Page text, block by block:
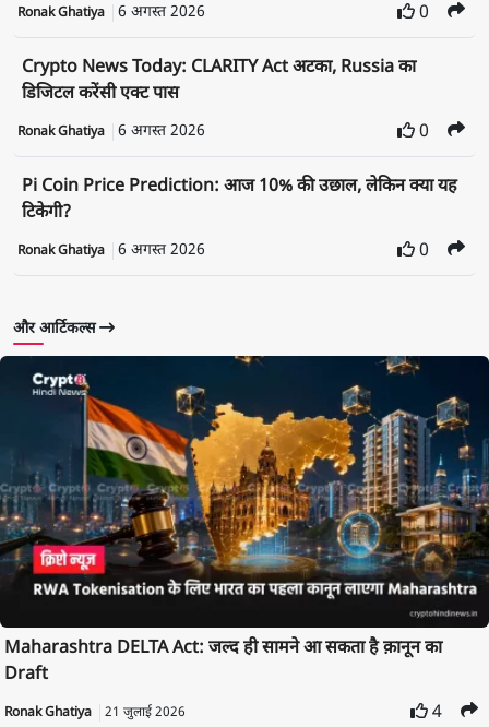
Ronak Ghatiya 6 अगस्त 2026 0
Crypto News Today: CLARITY Act अटका, Russia का
डिजिटल करेंसी एक्ट पास
Ronak Ghatiya 6 अगस्त 2026 0
Pi Coin Price Prediction: आज 10% की उछाल, लेकिन क्या यह
टिकेगी?
Ronak Ghatiya 6 अगस्त 2026 0
और आर्टिकल्स
Maharashtra DELTA Act: जल्द ही सामने आ सकता है क़ानून का
Draft
Ronak Ghatiya 21 जुलाई 2026 4